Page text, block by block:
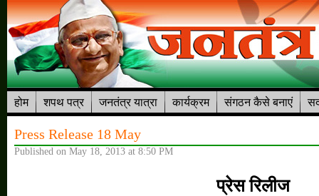
होम शपथ पत्र जनतंत्र यात्रा कार्यक्रम संगठन कैसे बनाएं
Press Release 18 May
Published on May 18, 2013 at 8:50 PM
प्रेस रिलीज